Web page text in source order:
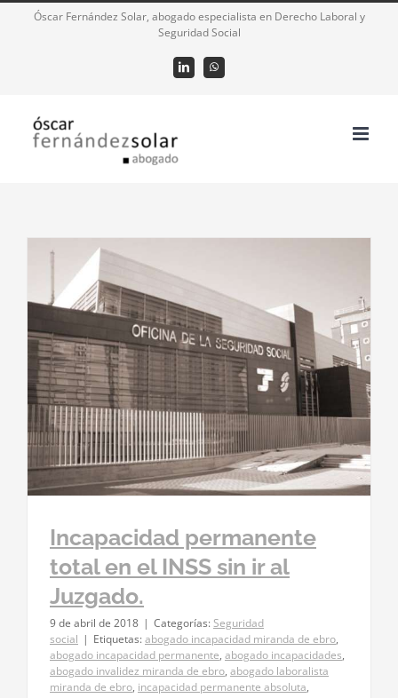
Óscar Fernández Solar, abogado especialista en Derecho Laboral y
Seguridad Social
LinkedInWhatsApp
Incapacidad permanente
total en el INSS sin ir al
Juzgado.
9 de abril de 2018 | Categorías:Seguridad
social | Etiquetas:abogado incapacidad miranda de ebro,
abogado incapacidad permanente, abogado incapacidades,
abogado invalidez miranda de ebro, abogado laboralista
miranda de ebro, incapacidad permanente absoluta,